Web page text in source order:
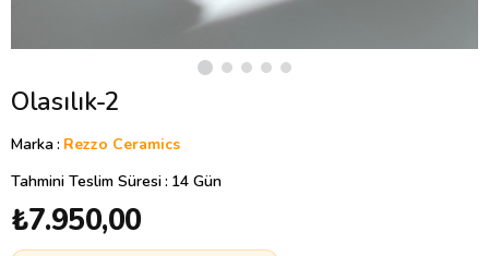
Olasılık-2
Marka: Rezzo Ceramics
Tahmini Teslim Süresi: 14 Gün
₺7.950,00